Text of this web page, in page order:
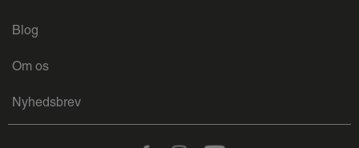
Blog
Om os
Nyhedsbrev